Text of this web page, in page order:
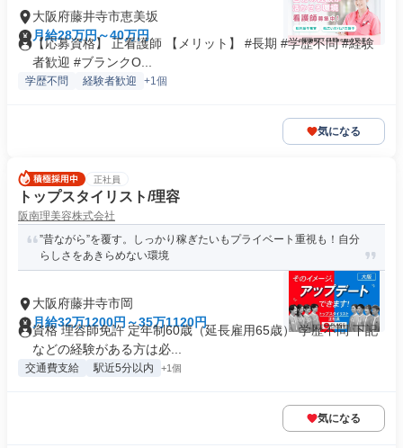
大阪府藤井寺市恵美坂
月給28万円～40万円
【応募資格】 正看護師 【メリット】 #長期 #学歴不問 #経験
者歓迎 #ブランクO...
学歴不問 経験者歓迎 +1個
気になる
正社員
トップスタイリスト/理容
阪南理美容株式会社
”昔ながら”を覆す。しっかり稼ぎたいもプライベート重視も！自分
らしさをあきらめない環境
大阪府藤井寺市岡
月給32万1200円～35万1120円
資格 理容師免許 定年制60歳（延長雇用65歳） 学歴不問 下記
などの経験がある方は必...
交通費支給 駅近5分以内 +1個
気になる